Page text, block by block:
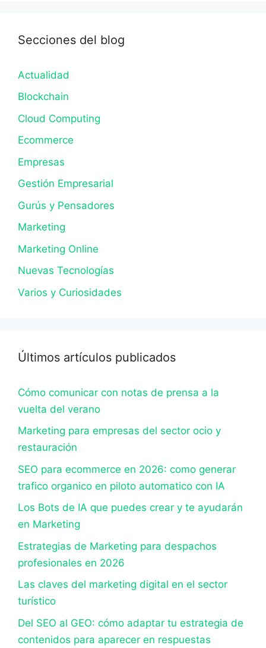
Secciones del blog
Actualidad
Blockchain
Cloud Computing
Ecommerce
Empresas
Gestión Empresarial
Gurús y Pensadores
Marketing
Marketing Online
Nuevas Tecnologías
Varios y Curiosidades
Últimos artículos publicados
Cómo comunicar con notas de prensa a la
vuelta del verano
Marketing para empresas del sector ocio y
restauración
SEO para ecommerce en 2026: como generar
trafico organico en piloto automatico con IA
Los Bots de IA que puedes crear y te ayudarán
en Marketing
Estrategias de Marketing para despachos
profesionales en 2026
Las claves del marketing digital en el sector
turístico
Del SEO al GEO: cómo adaptar tu estrategia de
contenidos para aparecer en respuestas